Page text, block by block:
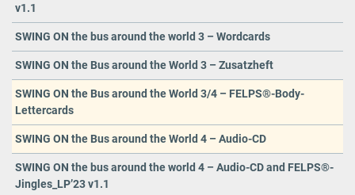
v1.1
SWING ON the bus around the world 3 – Wordcards
SWING ON the Bus around the World 3 – Zusatzheft
SWING ON the Bus around the World 3/4 – FELPS®-Body-
Lettercards
SWING ON the Bus around the World 4 – Audio-CD
SWING ON the bus around the world 4 – Audio-CD and FELPS®-
Jingles_LP’23 v1.1